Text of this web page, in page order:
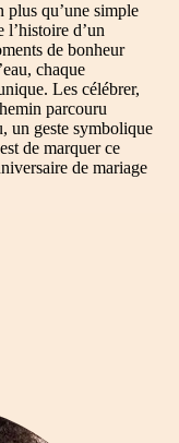
plus qu’une simple
l’histoire d’un
de bonheur
chaque
Les célébrer,
parcouru
un geste symbolique
de marquer ce
de mariage